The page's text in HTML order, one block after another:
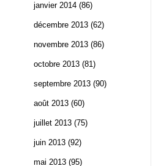
janvier 2014 (86)
décembre 2013 (62)
novembre 2013 (86)
octobre 2013 (81)
septembre 2013 (90)
août 2013 (60)
juillet 2013 (75)
juin 2013 (92)
mai 2013 (95)